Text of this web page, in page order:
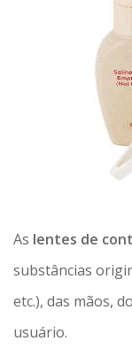
As lentes de
substâncias
etc.), das mãos,
usuário.